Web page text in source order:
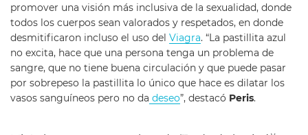
promover una visión más inclusiva de la sexualidad, donde
todos los cuerpos sean valorados y respetados, en donde
desmitificaron incluso el uso del Viagra. “La pastillita azul
no excita, hace que una persona tenga un problema de
sangre, que no tiene buena circulación y que puede pasar
por sobrepeso la pastillita lo único que hace es dilatar los
vasos sanguíneos pero no da deseo”, destacó Peris.